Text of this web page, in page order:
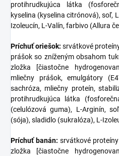
protihrudkujúca látka
kyselina (kyselina citrónová), soľ,
Izoleucín, L-Valín, farbivo (Allura
Príchuť oriešok:srvátkové
prášok so zníženým obsahom
zložka [čiastočne
mliečny prášok, emulgátory
sachróza, mliečny proteín,
protihrudkujúca látka
(celulózová guma), L-Arginín,
(sója), sladidlo (sukralóza), L-
Príchuť banán: srvátkové
zložka [čiastočne